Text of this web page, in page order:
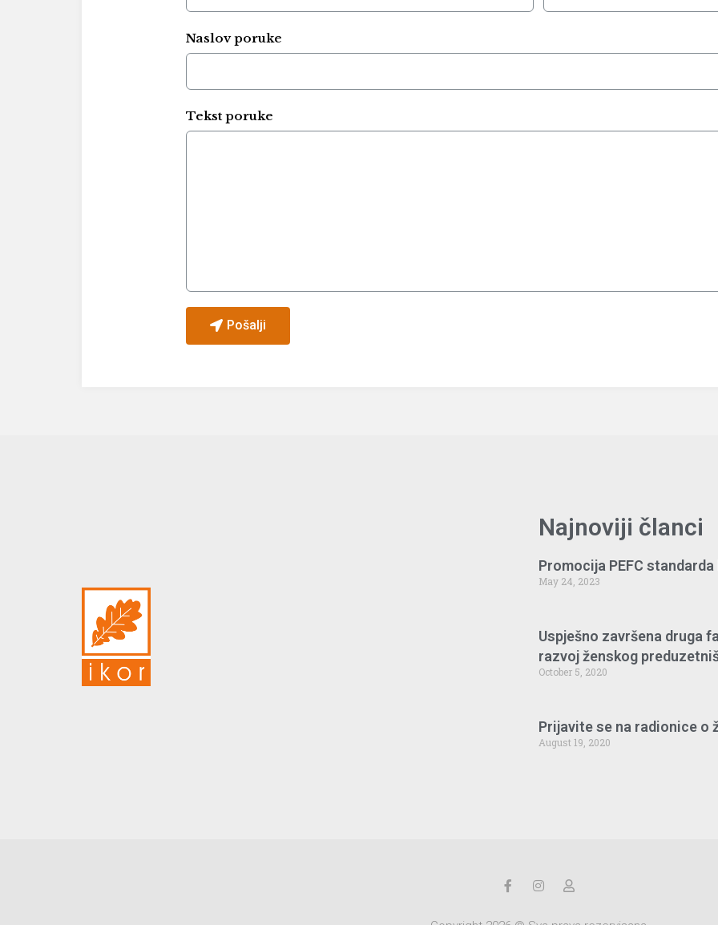
Naslov poruke
Tekst poruke
Pošalji
Najnoviji članci
Promocija PEFC
May 24, 2023
Uspješno završena druga
razvoj ženskog
October 5, 2020
Prijavite se na radionice o
August 19, 2020